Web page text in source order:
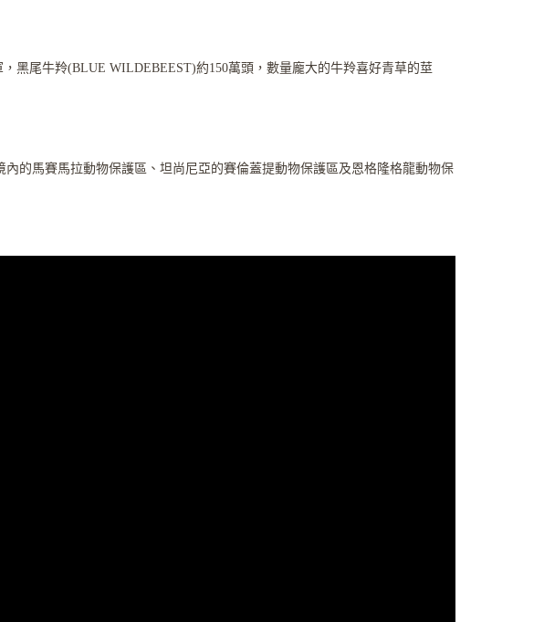
黑尾牛羚(BLUE WILDEBEEST)約150萬頭，數量龐大的牛羚喜好青草的莖
的馬賽馬拉動物保護區、坦尚尼亞的賽倫蓋提動物保護區及恩格隆格龍動物保